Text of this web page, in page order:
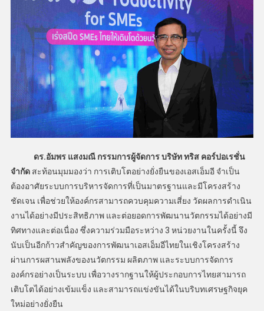
ดร.อัมพร แสงมณี กรรมการผู้จัดการ บริษัท ทริส คอร์ปอเรชั่น
จำกัด สะท้อนมุมมองว่า การเติบโตอย่างยั่งยืนของเอสเอ็มอี จำเป็น
ต้องอาศัยระบบการบริหารจัดการที่เป็นมาตรฐานและมีโครงสร้าง
ชัดเจน เพื่อช่วยให้องค์กรสามารถควบคุมความเสี่ยง วัดผลการดำเนิน
งานได้อย่างมีประสิทธิภาพ และต่อยอดการพัฒนานวัตกรรมได้อย่างมี
ทิศทางและต่อเนื่อง ซึ่งความร่วมมือระหว่าง 3 หน่วยงานในครั้งนี้ จึง
นับเป็นอีกก้าวสำคัญของการพัฒนาเอสเอ็มอีไทยในเชิงโครงสร้าง
ผ่านการผสานพลังของนวัตกรรม ผลิตภาพ และระบบการจัดการ
องค์กรอย่างเป็นระบบ เพื่อวางรากฐานให้ผู้ประกอบการไทยสามารถ
เติบโตได้อย่างเข้มแข็ง และสามารถแข่งขันได้ในบริบทเศรษฐกิจยุค
ใหม่อย่างยั่งยืน